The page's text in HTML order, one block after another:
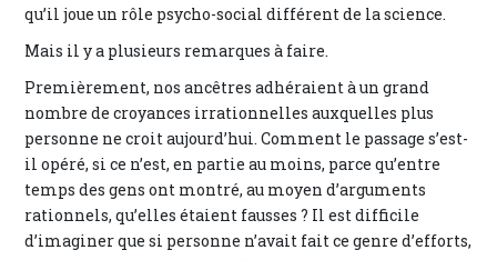
qu’il joue un rôle psycho-social différent de la science.
Mais il y a plusieurs remarques à faire.
Premièrement, nos ancêtres adhéraient à un grand
nombre de croyances irrationnelles auxquelles plus
personne ne croit aujourd’hui. Comment le passage s’est-
il opéré, si ce n’est, en partie au moins, parce qu’entre
temps des gens ont montré, au moyen d’arguments
rationnels, qu’elles étaient fausses ? Il est difficile
d’imaginer que si personne n’avait fait ce genre d’efforts,